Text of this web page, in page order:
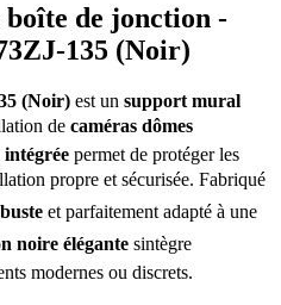
de jonction -
135 (Noir)
(Noir) est un support mural
de caméras dômes
permet de protéger les
propre et sécurisée. Fabriqué
et parfaitement adapté à une
noire élégante sintègre
modernes ou discrets.